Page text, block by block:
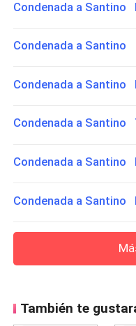
Condenada a Santino
Condenada a Santino
Condenada a Santino
Condenada a Santino
Condenada a Santino
Condenada a Santino
También te